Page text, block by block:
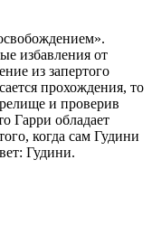
избавления от
из запертого
прохождения, то
и проверив
Гарри обладает
когда сам Гудини
Гудини.